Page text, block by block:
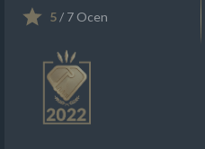
5/ 7 Ocen